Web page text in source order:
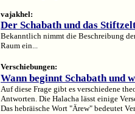
vajakhel:
Der Schabath und das
Bekanntlich nimmt die Beschreibung
Raum ein...
Verschiebungen:
Wann beginnt Schabath und
Auf diese Frage gibt es verschiedene
Antworten. Die Halacha lässt einige
Das hebräische Wort "Ärew" bedeutet